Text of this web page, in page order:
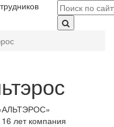
лет компания